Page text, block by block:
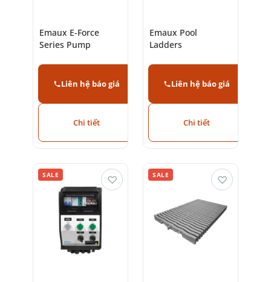
Emaux E-Force
Series Pump
Liên hệ báo giá
Chi tiết
Emaux Pool
Ladders
Liên hệ báo giá
Chi tiết
SALE ♡ SALE ♡